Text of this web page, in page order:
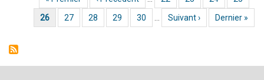
toutes
catégories
Résultats
Page courante
26 Page
27 Page
28 Page
29 Page
30 Page suivante
Suivant › Dernière page
Dernier »